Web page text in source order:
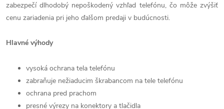
zabezpečí dlhodobý nepoškodený vzhľad telefónu, čo môže zvýšiť
cenu zariadenia pri jeho ďalšom predaji v budúcnosti.
Hlavné výhody
vysoká ochrana tela telefónu
zabraňuje nežiaducim škrabancom na tele telefónu
ochrana pred prachom
presné výrezy na konektory a tlačidla